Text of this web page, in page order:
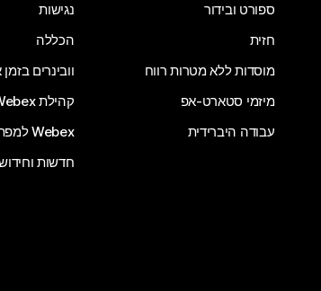
ספורט ובידור
חזית
מוסדות ללא מטרות רווח
מיזמי סטארט-אפ
עבודה היברידית
נגישות
הכללה
וובינרים
קהילת Webex
Webex למפתחים
חדשות